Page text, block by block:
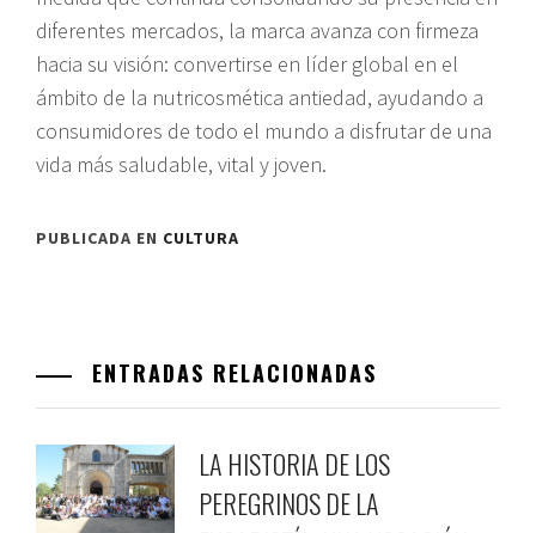
diferentes mercados, la marca avanza con firmeza
hacia su visión: convertirse en líder global en el
ámbito de la nutricosmética antiedad, ayudando a
consumidores de todo el mundo a disfrutar de una
vida más saludable, vital y joven.
PUBLICADA EN CULTURA
ENTRADAS RELACIONADAS
LA HISTORIA DE LOS
PEREGRINOS DE LA